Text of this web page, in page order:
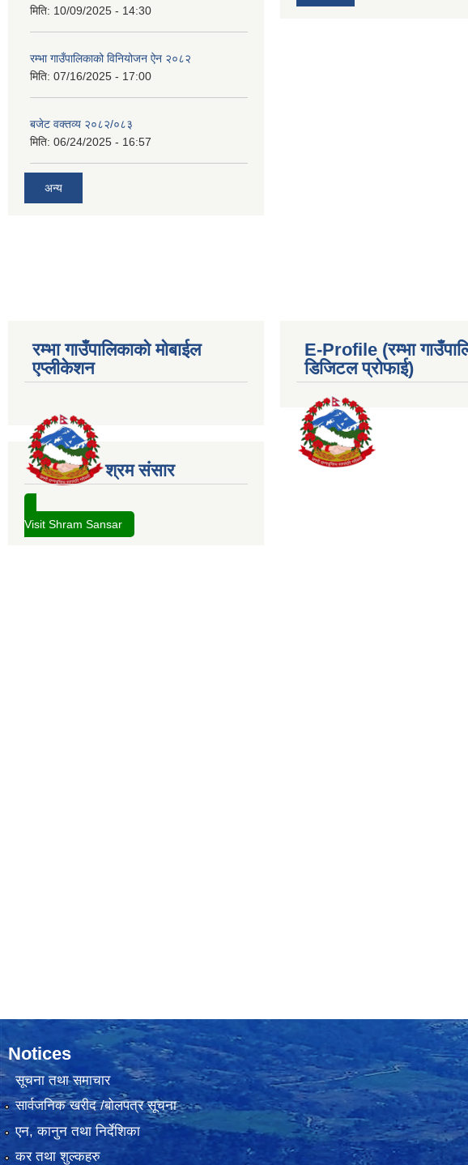
मिति: 10/09/2025 - 14:30
रम्भा गाउँपालिकाको विनियोजन ऐन २०८२
मिति: 07/16/2025 - 17:00
बजेट वक्तव्य २०८२/०८३
मिति: 06/24/2025 - 16:57
अन्य
रम्भा गाउँपालिकाको मोबाईल
एप्लीकेशन
श्रम संसार
Visit Shram Sansar
E-Profile (रम्भा
डिजिटल प्रोफाई)
Notices
सूचना तथा समाचार
सार्वजनिक खरीद /बोलपत्र सूचना
एन, कानुन तथा निर्देशिका
कर तथा शुल्कहरु